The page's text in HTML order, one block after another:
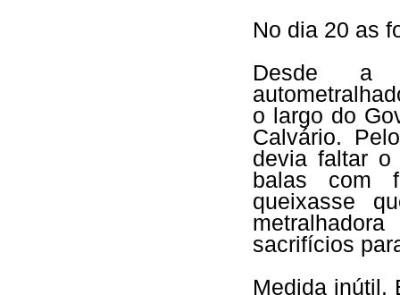
No dia 20 as
Desde a
o largo do
Calvário.
devia faltar
balas com
queixasse
sacrifícios
Medida inútil.